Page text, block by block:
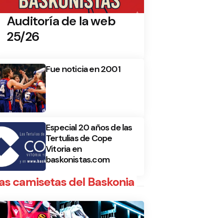
Auditoría de la web
25/26
Fue noticia en 2001
Especial 20 años de las
Tertulias de Cope
Vitoria en
baskonistas.com
camisetas del Baskonia